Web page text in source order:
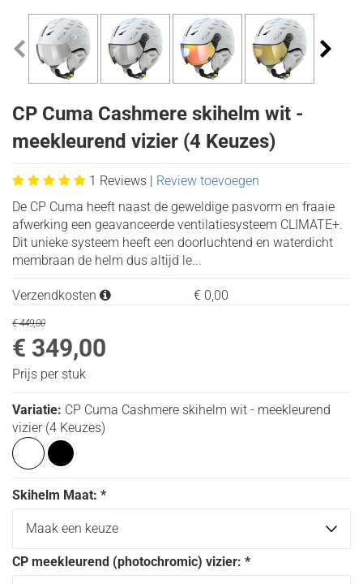
CP Cuma Cashmere skihelm wit -
meekleurend vizier (4 Keuzes)
1 Reviews | Review toevoegen
De CP Cuma heeft naast de geweldige pasvorm en fraaie
afwerking een geavanceerde ventilatiesysteem CLIMATE+.
Dit unieke systeem heeft een doorluchtend en waterdicht
membraan de helm dus altijd le...
Verzendkosten € 0,00
€ 449,00
€ 349,00
Prijs per stuk
Variatie: CP Cuma Cashmere skihelm wit - meekleurend
vizier (4 Keuzes)
Skihelm Maat: *
CP meekleurend (photochromic) vizier: *